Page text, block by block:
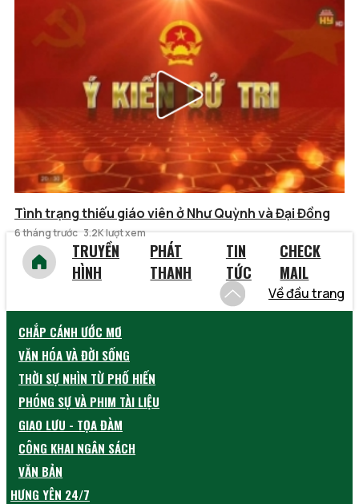
Tình trạng thiếu giáo viên ở Như Quỳnh và Đại Đồng
6 tháng trước 3.2K lượt xem
TRUYỀN
HÌNH
PHÁT
THANH
TIN
TỨC
CHECK
MAIL
Về đầu trang
CHẮP CÁNH ƯỚC MƠ
VĂN HÓA VÀ ĐỜI SỐNG
THỜI SỰ NHÌN TỪ PHỐ HIẾN
PHÓNG SỰ VÀ PHIM TÀI LIỆU
GIAO LƯU - TỌA ĐÀM
CÔNG KHAI NGÂN SÁCH
VĂN BẢN
HƯNG YÊN 24/7